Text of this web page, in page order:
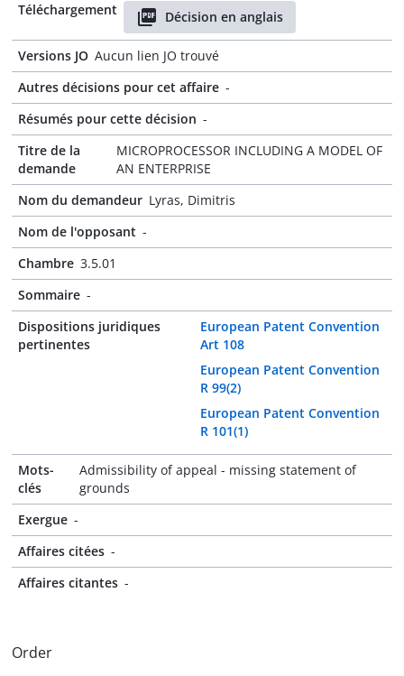
Téléchargement
Décision en anglais
Versions JO Aucun lien JO trouvé
Autres décisions pour cet affaire -
Résumés pour cette décision -
Titre de la
demande
MICROPROCESSOR INCLUDING A MODEL OF
AN ENTERPRISE
Nom du demandeur Lyras, Dimitris
Nom de l'opposant -
Chambre 3.5.01
Sommaire -
Dispositions juridiques
pertinentes
European Patent Convention
Art 108
European Patent Convention
R 99(2)
European Patent Convention
R 101(1)
Mots-
clés
Admissibility of appeal - missing statement of
grounds
Exergue -
Affaires citées -
Affaires citantes -
Order